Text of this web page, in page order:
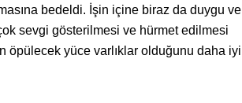
bedeldi. İşin içine biraz da duygu ve
sevgi gösterilmesi ve hürmet edilmesi
öpülecek yüce varlıklar olduğunu daha iyi